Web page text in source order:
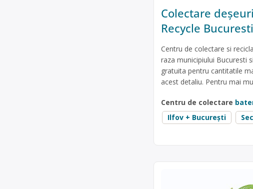
Colectare
Recycle Bucuresti
Centru de colectare si
raza municipiului Bucuresti
gratuita pentru cantitatile
acest detaliu. Pentru mai
Centru de colectare
Ilfov + București